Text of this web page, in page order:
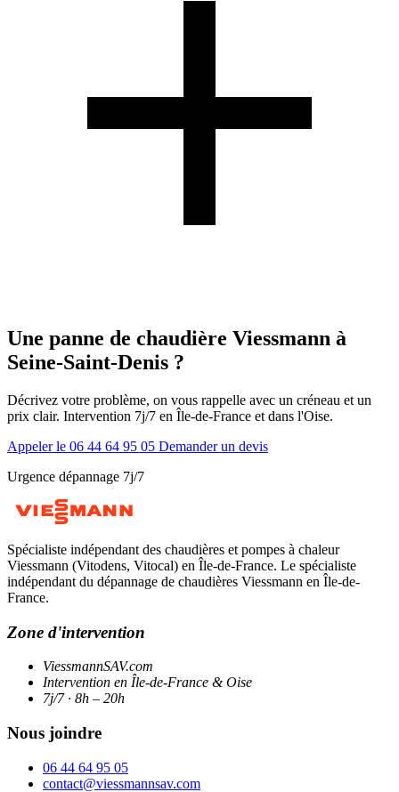
Une panne de chaudière Viessmann à
Seine-Saint-Denis ?
Décrivez votre problème, on vous rappelle avec un créneau et un
prix clair. Intervention 7j/7 en Île-de-France et dans l'Oise.
Appeler le 06 44 64 95 05 Demander un devis
Urgence dépannage 7j/7
Spécialiste indépendant des chaudières et pompes à chaleur
Viessmann (Vitodens, Vitocal) en Île-de-France. Le spécialiste
indépendant du dépannage de chaudières Viessmann en Île-de-
France.
Zone d'intervention
ViessmannSAV.com
Intervention en Île-de-France & Oise
7j/7 · 8h – 20h
Nous joindre
06 44 64 95 05
contact@viessmannsav.com